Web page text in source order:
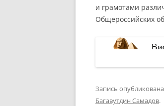
и грамотами
Общероссийских
Запись опубликована
Багавутдин Самадов.